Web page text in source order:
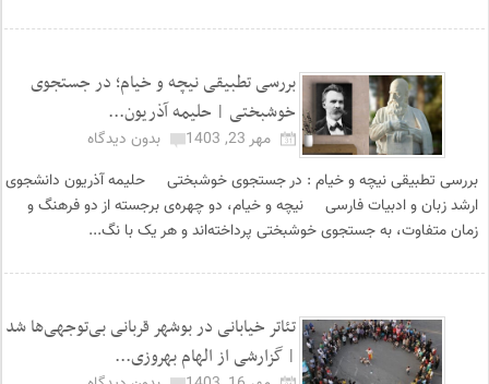
بررسی تطبیقی نیچه و خیام؛ در جستجوی
خوشبختی | حلیمه آذریون...
مهر 23, 1403
بدون دیدگاه
بررسی تطبیقی نیچه و خیام : در جستجوی خوشبختی حلیمه آذریون دانشجوی
ارشد زبان و ادبیات فارسی نیچه و خیام، دو چهره‌ی برجسته از دو فرهنگ و
زمان متفاوت، به جستجوی خوشبختی پرداخته‌اند و هر یک با نگ...
تئاتر خیابانی در بوشهر قربانی بی‌توجهی‌ها شد
| گزارشی از الهام بهروزی...